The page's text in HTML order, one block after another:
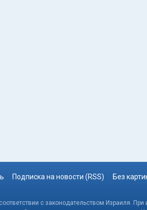
Подписка на новости (RSS) Без
с законодательством Израиля.